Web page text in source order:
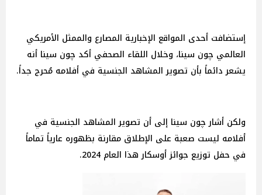
إستضافت أحدى المواقع الإخبارية المصارع والممثل الأمريكي
العالمي چون سينا، وخلال اللقاء الصحفي أكد چون سينا أنه
يشعر دائماً بأن تصوير المشاهد الجنسية في أفلامه مُحرج جداً.
ولكن أشار چون سينا إلى أن تصوير المشاهد الجنسية في
أفلامه ليست صعبة على الإطلاق مقارنة بظهوره عارياً تماماً
في حفل توزيع جوائز أوسكار هذا العام 2024.